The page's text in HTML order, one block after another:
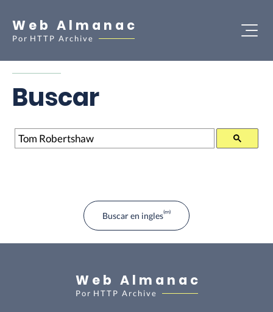
Web Almanac
Por HTTP Archive
Buscar
Buscar
Buscar en ingles
Web Almanac
Por HTTP Archive